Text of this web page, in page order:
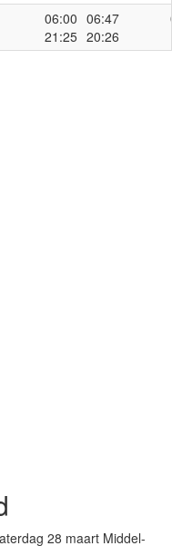
06:00
21:25
06:47
20:26
28 maart Middel-